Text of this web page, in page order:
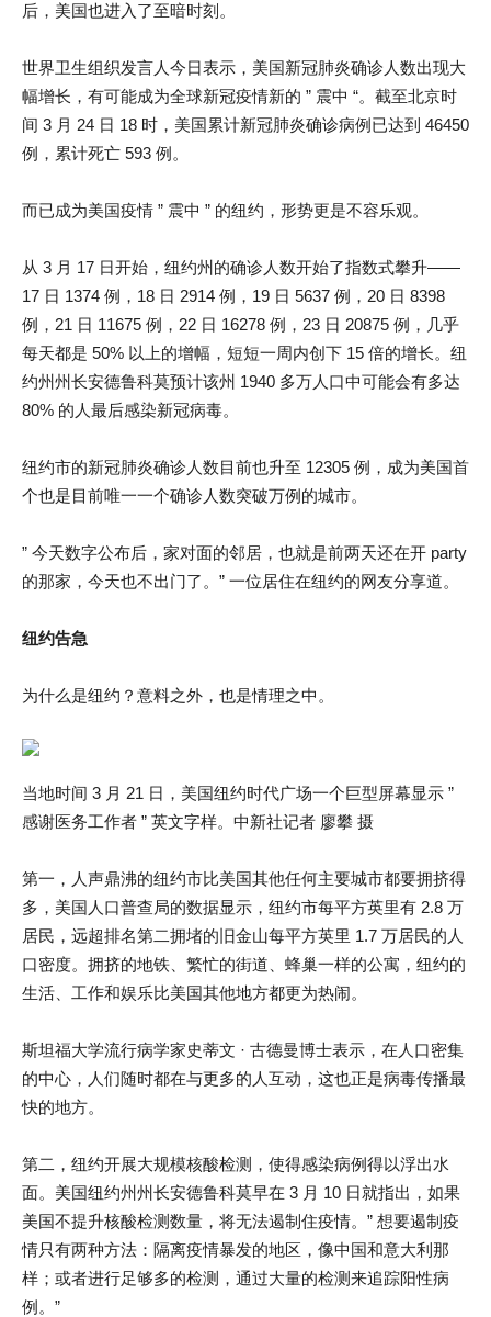
后，美国也进入了至暗时刻。
世界卫生组织发言人今日表示，美国新冠肺炎确诊人数出现大
幅增长，有可能成为全球新冠疫情新的 ” 震中 “。截至北京时
间 3 月 24 日 18 时，美国累计新冠肺炎确诊病例已达到 46450
例，累计死亡 593 例。
而已成为美国疫情 ” 震中 ” 的纽约，形势更是不容乐观。
从 3 月 17 日开始，纽约州的确诊人数开始了指数式攀升——
17 日 1374 例，18 日 2914 例，19 日 5637 例，20 日 8398
例，21 日 11675 例，22 日 16278 例，23 日 20875 例，几乎
每天都是 50% 以上的增幅，短短一周内创下 15 倍的增长。纽
约州州长安德鲁科莫预计该州 1940 多万人口中可能会有多达
80% 的人最后感染新冠病毒。
纽约市的新冠肺炎确诊人数目前也升至 12305 例，成为美国首
个也是目前唯一一个确诊人数突破万例的城市。
” 今天数字公布后，家对面的邻居，也就是前两天还在开 party
的那家，今天也不出门了。” 一位居住在纽约的网友分享道。
纽约告急
为什么是纽约？意料之外，也是情理之中。
当地时间 3 月 21 日，美国纽约时代广场一个巨型屏幕显示 ”
感谢医务工作者 ” 英文字样。中新社记者 廖攀 摄
第一，人声鼎沸的纽约市比美国其他任何主要城市都要拥挤得
多，美国人口普查局的数据显示，纽约市每平方英里有 2.8 万
居民，远超排名第二拥堵的旧金山每平方英里 1.7 万居民的人
口密度。拥挤的地铁、繁忙的街道、蜂巢一样的公寓，纽约的
生活、工作和娱乐比美国其他地方都更为热闹。
斯坦福大学流行病学家史蒂文 · 古德曼博士表示，在人口密集
的中心，人们随时都在与更多的人互动，这也正是病毒传播最
快的地方。
第二，纽约开展大规模核酸检测，使得感染病例得以浮出水
面。美国纽约州州长安德鲁科莫早在 3 月 10 日就指出，如果
美国不提升核酸检测数量，将无法遏制住疫情。” 想要遏制疫
情只有两种方法：隔离疫情暴发的地区，像中国和意大利那
样；或者进行足够多的检测，通过大量的检测来追踪阳性病
例。”